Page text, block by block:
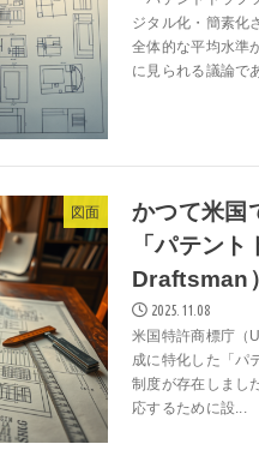
ジタル化・簡素化
全体的な平均水準
に見られる議論で
図面
かつて米国
「パテン
Draftsman
2025.11.08
米国特許商標庁（
成に特化した「パ
制度が存在しまし
応するために設...